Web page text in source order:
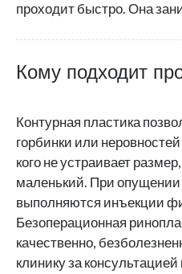
проходит быстро. Она
Кому подходит
Контурная пластика
горбинки или
кого не устраивает
маленький. При опущении
выполняются инъекции
Безоперационная
качественно,
клинику за